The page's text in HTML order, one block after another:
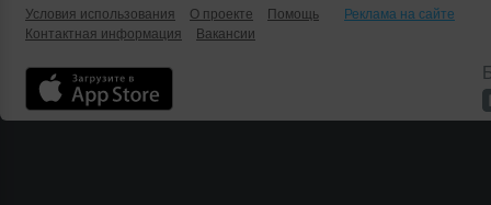
Условия использования
О проекте Помощь
Реклама на сайте
Контактная информация
Вакансии